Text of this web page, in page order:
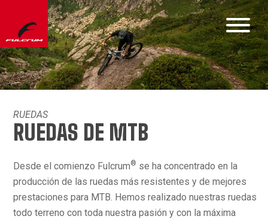
RUEDAS
RUEDAS DE MTB
Desde el comienzo Fulcrum® se ha concentrado en la
producción de las ruedas más resistentes y de mejores
prestaciones para MTB. Hemos realizado nuestras ruedas
todo terreno con toda nuestra pasión y con la máxima